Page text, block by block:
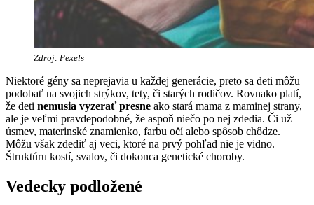
Zdroj: Pexels
Niektoré gény sa neprejavia u každej generácie, preto sa deti môžu
podobať na svojich strýkov, tety, či starých rodičov. Rovnako platí,
že deti nemusia vyzerať presne ako stará mama z maminej strany,
ale je veľmi pravdepodobné, že aspoň niečo po nej zdedia. Či už
úsmev, materinské znamienko, farbu očí alebo spôsob chôdze.
Môžu však zdediť aj veci, ktoré na prvý pohľad nie je vidno.
Štruktúru kostí, svalov, či dokonca genetické choroby.
Vedecky podložené